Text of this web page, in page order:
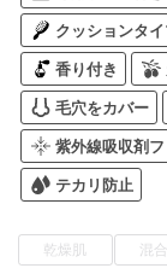
クッションタ
香り付き
毛穴をカバー
紫外線吸収剤
テカリ防止
乾燥肌 混